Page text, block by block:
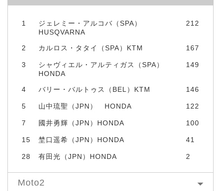
1
ジェレミー・アルコバ（SPA）
HUSQVARNA
212
2 カルロス・タタイ（SPA）KTM 167
3
シャヴィエル・アルティガス（SPA）
HONDA
149
4 バリー・バルトゥス（BEL）KTM 146
5 山中琉聖（JPN） HONDA 122
7 國井勇輝（JPN）HONDA 100
15 埜口遥希（JPN）HONDA 41
28 有田光（JPN）HONDA 2
Moto2